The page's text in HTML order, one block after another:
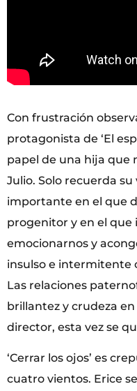
Con frustración
protagonista de ‘El
papel de una hija que
Julio. Solo recuerda
importante en el que
progenitor y en el que
emocionarnos y
insulso e intermitente
Las relaciones
brillantez y crudeza
director, esta vez se
‘Cerrar los ojos’ es
cuatro vientos. Erice